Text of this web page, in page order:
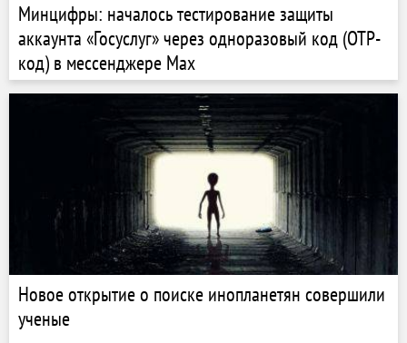
Минцифры: началось тестирование защиты
аккаунта «Госуслуг» через одноразовый код (OTP-
код) в мессенджере Мах
Новое открытие о поиске инопланетян совершили
ученые